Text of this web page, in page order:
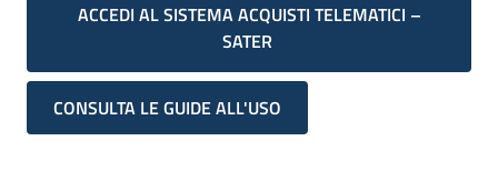
ACCEDI AL SISTEMA ACQUISTI TELEMATICI –
SATER
CONSULTA LE GUIDE ALL'USO